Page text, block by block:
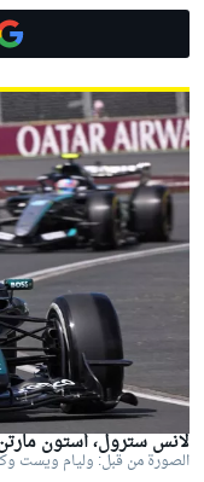
لانس سترول، أستون
الصورة من قبل: وليام ويست